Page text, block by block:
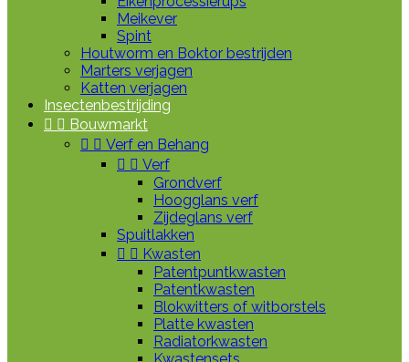
Meikever
Spint
Houtworm en Boktor bestrijden
Marters verjagen
Katten verjagen
Insectenbestrijding
  Bouwmarkt
  Verf en Behang
  Verf
Grondverf
Hoogglans verf
Zijdeglans verf
Spuitlakken
  Kwasten
Patentpuntkwasten
Patentkwasten
Blokwitters of witborstels
Platte kwasten
Radiatorkwasten